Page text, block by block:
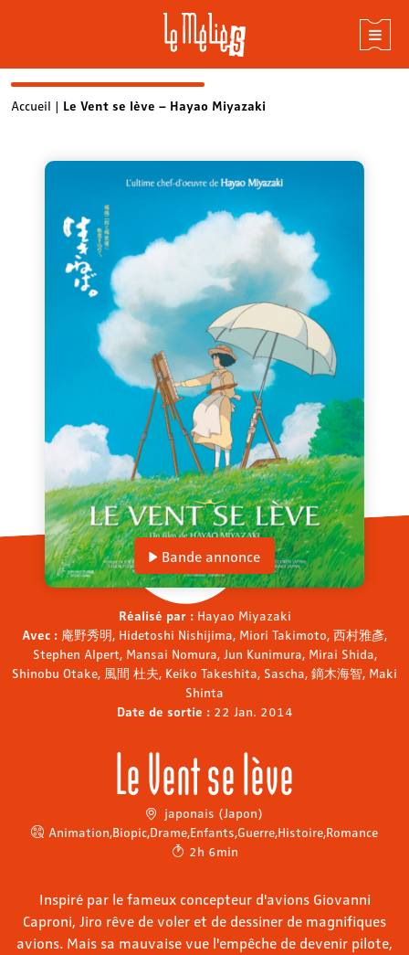
SkipAccueil | Le Vent se lève – Hayao Miyazaki
Bande annonce
Réalisé par : Hayao Miyazaki
Avec : 庵野秀明, Hidetoshi Nishijima, Miori Takimoto, 西村雅彥,
Stephen Alpert, Mansai Nomura, Jun Kunimura, Mirai Shida,
Shinobu Otake, 風間 杜夫, Keiko Takeshita, Sascha, 鏑木海智, Maki
Shinta
Date de sortie : 22 Jan. 2014
Le Vent se lève
japonais (Japon)
Animation,Biopic,Drame,Enfants,Guerre,Histoire,Romance
2h 6min
Inspiré par le fameux concepteur d'avions Giovanni
Caproni, Jiro rêve de voler et de dessiner de magnifiques
avions. Mais sa mauvaise vue l'empêche de devenir pilote,